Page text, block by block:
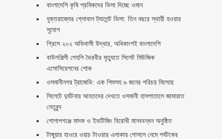
বাংলাদেশি কৃষি শ্রমিকদের ভিসা দিচ্ছে ওমান
যুক্তরাজ্যের গ্লোবাল ট্যালেন্ট ভিসা: তিন বছরে স্থায়ী হওয়ার
সুযোগ
গ্রিসে ২০২ অভিবাসী উদ্ধার, অধিকাংশই বাংলাদেশি
বাউলশিল্পী পেহলি ভৈরবীর মৃত্যুতে সিলেট মিউজিক
এসোসিয়েশনের শোক
ওসমানীনগর ট্রাজেডি: এক শিশুসহ ৬ জনের পরিচয় মিলেছে
সিলেটে দুর্ঘটনায় আহতদের দেখতে ওসমানী হাসপাতালে জামায়াত
নেতৃবৃন্দ
গোলাপগঞ্জে মাদক ও ইভটিজিং বিরোধী মানববন্ধন অনুষ্ঠিত
টাঙ্গুয়ার হাওরে ওয়াচ টাওয়ার এলাকায় গোসলে নেমে পর্যটকের